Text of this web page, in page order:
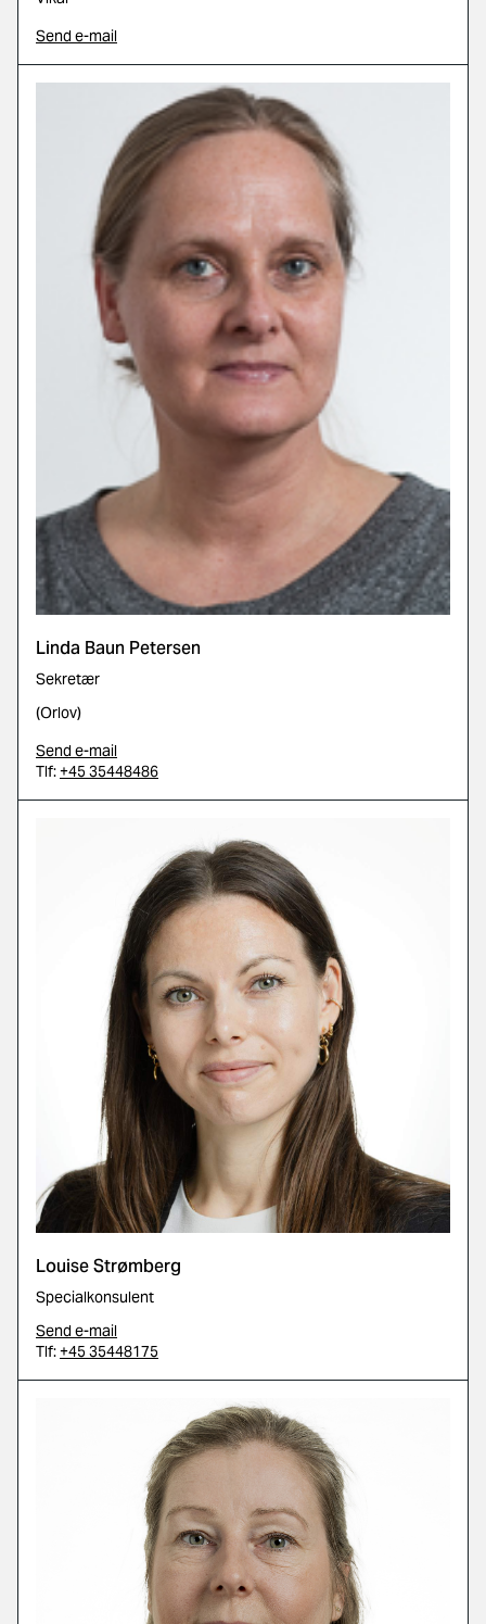
Send e-mail
Linda Baun Petersen
Sekretær
(Orlov)
Send e-mail
Tlf:+45 35448486
Louise Strømberg
Specialkonsulent
Send e-mail
Tlf:+45 35448175